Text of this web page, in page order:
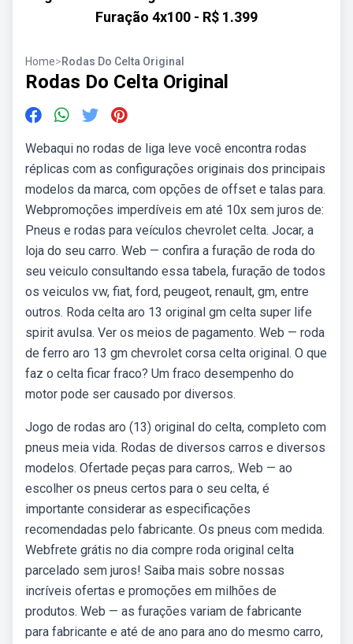
Furação 4x100 - R$ 1.399
Home>Rodas Do Celta Original
Rodas Do Celta Original
Webaqui no rodas de liga leve você encontra rodas
réplicas com as configurações originais dos principais
modelos da marca, com opções de offset e talas para.
Webpromoções imperdíveis em até 10x sem juros de:
Pneus e rodas para veículos chevrolet celta. Jocar, a
loja do seu carro. Web — confira a furação de roda do
seu veiculo consultando essa tabela, furação de todos
os veiculos vw, fiat, ford, peugeot, renault, gm, entre
outros. Roda celta aro 13 original gm celta super life
spirit avulsa. Ver os meios de pagamento. Web — roda
de ferro aro 13 gm chevrolet corsa celta original. O que
faz o celta ficar fraco? Um fraco desempenho do
motor pode ser causado por diversos.
Jogo de rodas aro (13) original do celta, completo com
pneus meia vida. Rodas de diversos carros e diversos
modelos. Ofertade peças para carros,. Web — ao
escolher os pneus certos para o seu celta, é
importante considerar as especificações
recomendadas pelo fabricante. Os pneus com medida.
Webfrete grátis no dia compre roda original celta
parcelado sem juros! Saiba mais sobre nossas
incríveis ofertas e promoções em milhões de
produtos. Web — as furações variam de fabricante
para fabricante e até de ano para ano do mesmo carro,